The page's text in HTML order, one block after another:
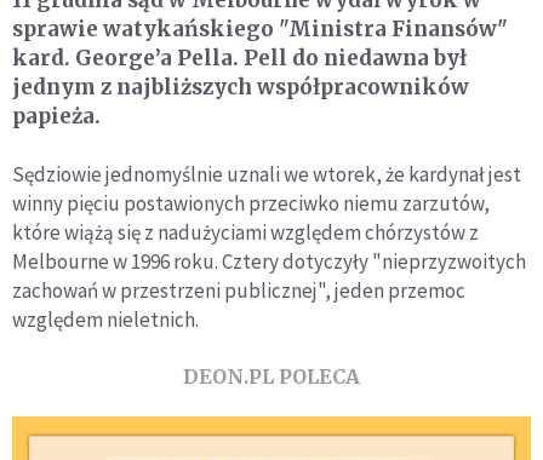
sprawie watykańskiego "Ministra Finansów"
kard. George’a Pella. Pell do niedawna był
jednym z najbliższych współpracowników
papieża.
Sędziowie jednomyślnie uznali we wtorek, że kardynał jest
winny pięciu postawionych przeciwko niemu zarzutów,
które wiążą się z nadużyciami względem chórzystów z
Melbourne w 1996 roku. Cztery dotyczyły "nieprzyzwoitych
zachowań w przestrzeni publicznej", jeden przemoc
względem nieletnich.
DEON.PL POLECA